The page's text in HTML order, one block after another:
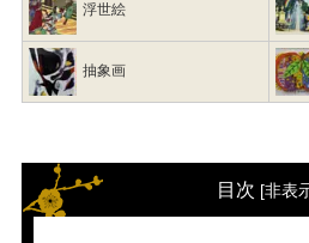
浮世絵
抽象画
目次 [非表